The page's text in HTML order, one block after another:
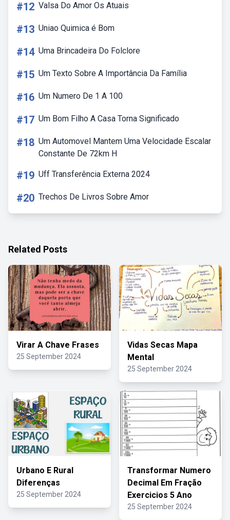
#12 Valsa Do Amor Os Atuais
#13 Uniao Quimica é Bom
#14 Uma Brincadeira Do Folclore
#15 Um Texto Sobre A Importância Da Família
#16 Um Numero De 1 A 100
#17 Um Bom Filho A Casa Torna Significado
#18 Um Automovel Mantem Uma Velocidade Escalar
Constante De 72km H
#19 Uff Transferência Externa 2024
#20 Trechos De Livros Sobre Amor
Related Posts
Virar A Chave Frases
25 September 2024
Vidas Secas Mapa
Mental
25 September 2024
Urbano E Rural
Diferenças
25 September 2024
Transformar Numero
Decimal Em Fração
Exercicios 5 Ano
25 September 2024